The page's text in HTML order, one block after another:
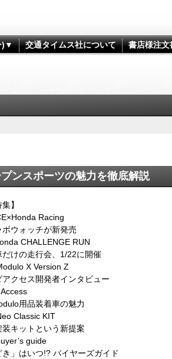
)▼ 交通タイムス社について 書店様注文
ンスポーツの魅力を徹底解説
】
Racing
ボウォッチが新発売
CHALLENGE RUN
だけの走行会、1/22に開催
X Version Z
クセス開発者インタビュー
用品装着車の魅力
Classic KIT
装キットという新提案
guide
き」はいつ!? バイヤーズガイド